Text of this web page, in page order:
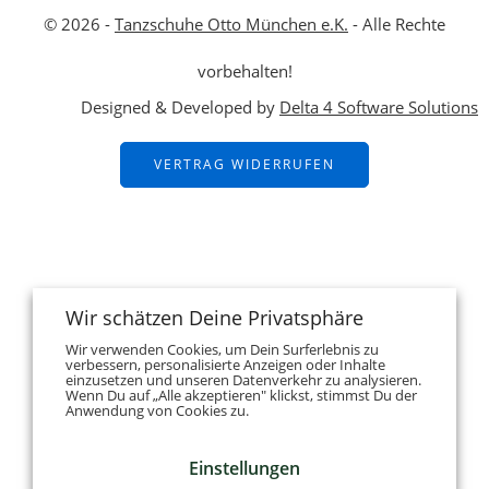
© 2026 - Tanzschuhe Otto München e.K. - Alle Rechte
vorbehalten!
Designed & Developed by Delta 4 Software Solutions
VERTRAG WIDERRUFEN
Wir schätzen Deine Privatsphäre
Wir verwenden Cookies, um Dein Surferlebnis zu
verbessern, personalisierte Anzeigen oder Inhalte
einzusetzen und unseren Datenverkehr zu analysieren.
Wenn Du auf „Alle akzeptieren" klickst, stimmst Du der
Anwendung von Cookies zu.
Einstellungen